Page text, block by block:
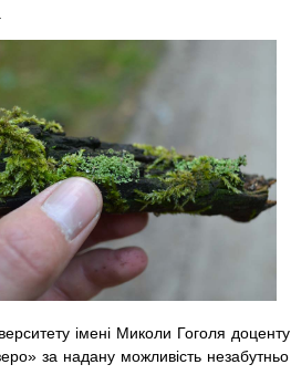
імені Миколи Гоголя доценту
за надану можливість незабутньо